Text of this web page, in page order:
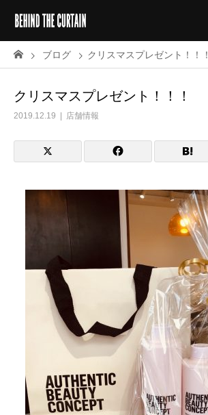
ブログ クリスマスプレゼント！！！
クリスマスプレゼント！！！
2019.12.19 店舗情報